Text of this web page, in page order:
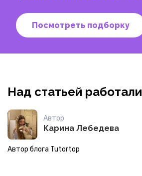
Посмотреть подборку
Над статьей работали
Автор
Карина Лебедева
Автор блога Tutortop